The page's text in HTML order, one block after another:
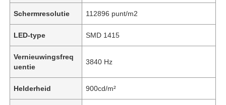
Schermresolutie 112896 punt/m2
LED-type SMD 1415
Vernieuwingsfreq
uentie
3840 Hz
Helderheid 900cd/m²